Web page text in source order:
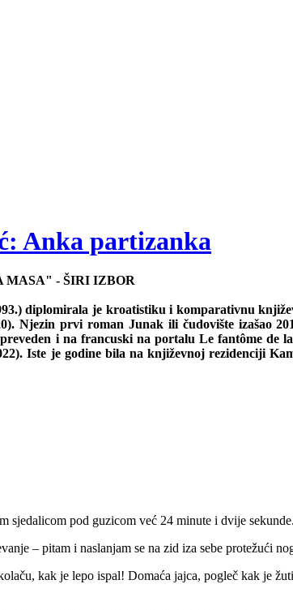
Anka partizanka
- ŠIRI IZBOR
diplomirala je kroatistiku i komparativnu
Njezin prvi roman Junak ili čudovište izašao
i na francuski na portalu Le fantôme de
Iste je godine bila na književnoj rezidenciji
sjedalicom pod guzicom već 24 minute i dvije
– pitam i naslanjam se na zid iza sebe protežući
kak je lepo ispal! Domaća jajca, pogleč kak je